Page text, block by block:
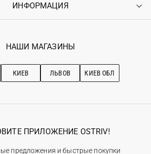
Возврат
Гарантия
Войти
Ostriv Club+
ИНФОРМАЦИЯ
Наши магазини
Рекомендации по уходу
НАШИ МАГАЗИНЫ
КИЕВ ЛЬВОВ КИЕВ ОБЛ
ПРИЛОЖЕНИЕ OSTRIV!
предложения и быстрые покупки